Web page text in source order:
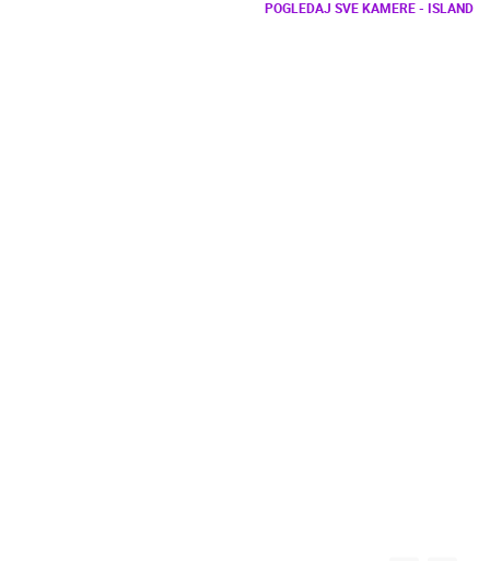
POGLEDAJ SVE KAMERE - ISLAND